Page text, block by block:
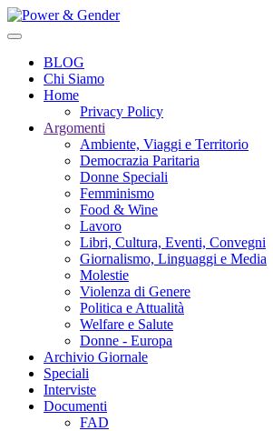
BLOG
Chi Siamo
Home
Privacy Policy
Argomenti
Ambiente, Viaggi e Territorio
Democrazia Paritaria
Donne Speciali
Femminismo
Food & Wine
Lavoro
Libri, Cultura, Eventi, Convegni
Giornalismo, Linguaggi e Media
Molestie
Violenza di Genere
Politica e Attualità
Welfare e Salute
Donne - Europa
Archivio Giornale
Speciali
Interviste
Documenti
FAD